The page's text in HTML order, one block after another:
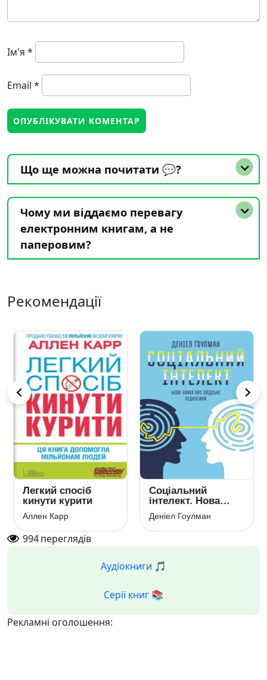
Ім'я *
Email *
Що ще можна почитати 💬?
Чому ми віддаємо перевагу
електронним книгам, а не
паперовим?
Рекомендації
Легкий спосіб
кинути курити
Аллен Карр
Соціальний
інтелект. Нова
наука про людські
відносини
Деніел Гоулман
994переглядів
Аудіокниги 🎵
Серії книг 📚
Рекламні оголошення: